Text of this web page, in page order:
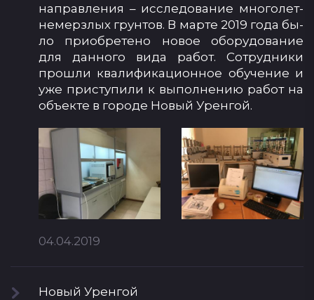
нап­рав­ле­ния – ис­сле­до­ва­ние мно­го­лет­
не­мер­злых грун­тов. В мар­те 2019 го­да бы­
ло при­об­ре­те­но но­вое обо­ру­до­ва­ние
для дан­но­го ви­да ра­бот. Сот­руд­ни­ки
прош­ли ква­ли­фи­ка­ци­он­ное обу­че­ние и
уже прис­ту­пи­ли к вы­пол­не­нию ра­бот на
объ­ек­те в го­ро­де Но­вый Урен­гой.
04.04.2019
Но­вый Урен­гой